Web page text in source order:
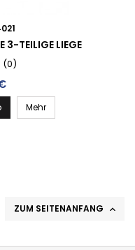
3-TEILIGE LIEGE
(0)
Mehr
ZUM SEITENANFANG 